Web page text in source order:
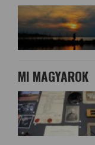
MI MAGYAROK